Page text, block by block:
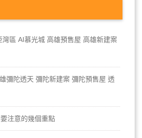
灣區 AI慕光城 高雄預售屋 高雄新建案
彌陀透天 彌陀新建案 彌陀預售屋 透
注意的幾個重點